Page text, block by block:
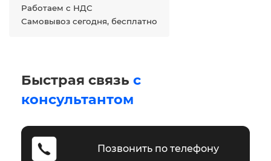
Работаем с НДС
Самовывоз сегодня, бесплатно
Быстрая связь с
консультантом
Позвонить по телефону